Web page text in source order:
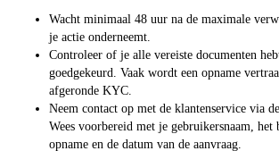
Wacht minimaal 48 uur na de maximale
je actie onderneemt.
Controleer of je alle vereiste documenten
goedgekeurd. Vaak wordt een opname
afgeronde KYC.
Neem contact op met de klantenservice via
Wees voorbereid met je gebruikersnaam, het
opname en de datum van de aanvraag.